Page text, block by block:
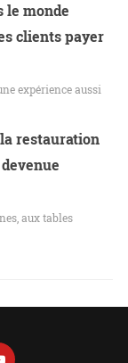
le monde
clients payer
expérience aussi
restauration
aux tables